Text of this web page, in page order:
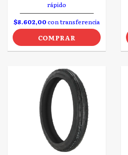
rápido
$8.602,00con transferencia
COMPRAR